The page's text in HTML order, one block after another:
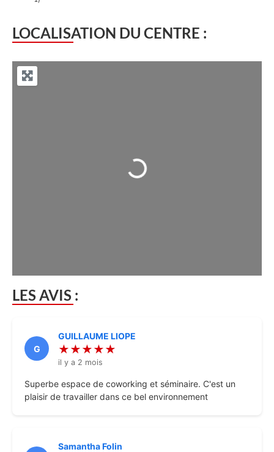
LOCALISATION DU CENTRE :
Chargement...
LES AVIS :
G
GUILLAUME LIOPE
★★★★★
il y a 2 mois
Superbe espace de coworking et séminaire. C'est un
plaisir de travailler dans ce bel environnement
Samantha Folin